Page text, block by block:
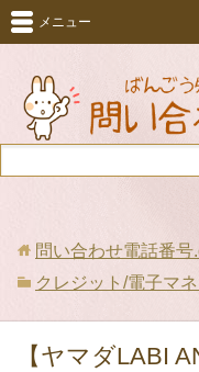
メニュー
問い合わせ電話番号
クレジット/電子マ
【ヤマダLABI